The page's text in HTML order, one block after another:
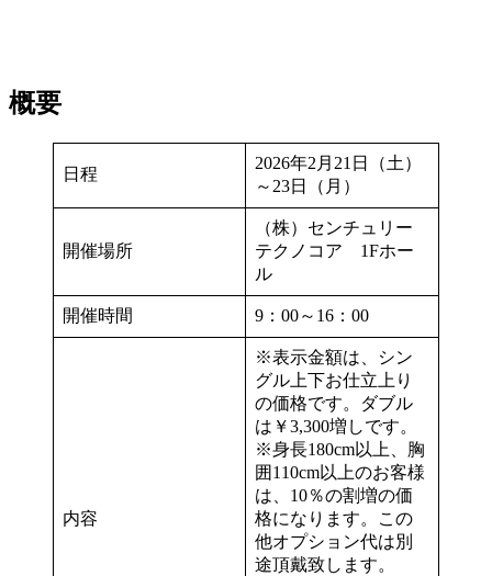
概要
日程
2026年2月21日（土）
～23日（月）
開催場所
（株）センチュリー
テクノコア 1Fホー
ル
開催時間 9：00～16：00
内容
※表示金額は、シン
グル上下お仕立上り
の価格です。ダブル
は￥3,300増しです。
※身長180cm以上、胸
囲110cm以上のお客様
は、10％の割増の価
格になります。この
他オプション代は別
途頂戴致します。